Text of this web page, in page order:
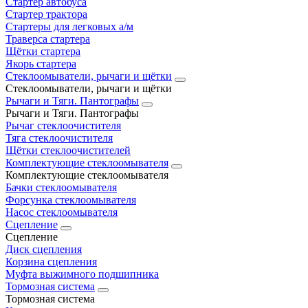
Стартер трактора
Стартеры для легковых а/м
Траверса стартера
Щётки стартера
Якорь стартера
Стеклоомыватели, рычаги и щётки
Стеклоомыватели, рычаги и щётки
Рычаги и Тяги. Пантографы
Рычаги и Тяги. Пантографы
Рычаг стеклоочистителя
Тяга стеклоочистителя
Щётки стеклоочистителей
Комплектующие стеклоомывателя
Комплектующие стеклоомывателя
Бачки стеклоомывателя
Форсунка стеклоомывателя
Насос стеклоомывателя
Сцепление
Сцепление
Диск сцепления
Корзина сцепления
Муфта выжимного подшипника
Тормозная система
Тормозная система